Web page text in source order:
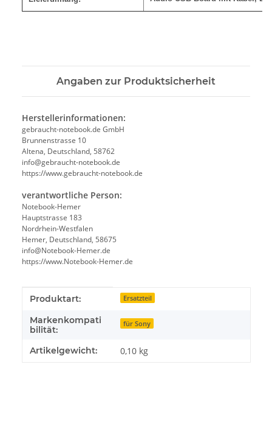
Angaben zur Produktsicherheit
Herstellerinformationen:
gebraucht-notebook.de GmbH
Brunnenstrasse 10
Altena, Deutschland, 58762
info@gebraucht-notebook.de
https://www.gebraucht-notebook.de
verantwortliche Person:
Notebook-Hemer
Hauptstrasse 183
Nordrhein-Westfalen
Hemer, Deutschland, 58675
info@Notebook-Hemer.de
https://www.Notebook-Hemer.de
Produkteigenschaft
Wert
Produktart: Ersatzteil
Markenkompati
bilität:
für Sony
Artikelgewicht: 0,10 kg